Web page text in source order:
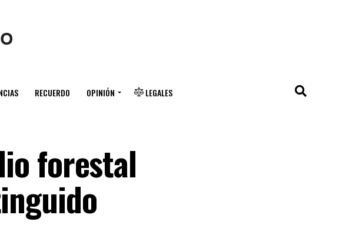
RECUERDO OPINIÓN LEGALES
forestal